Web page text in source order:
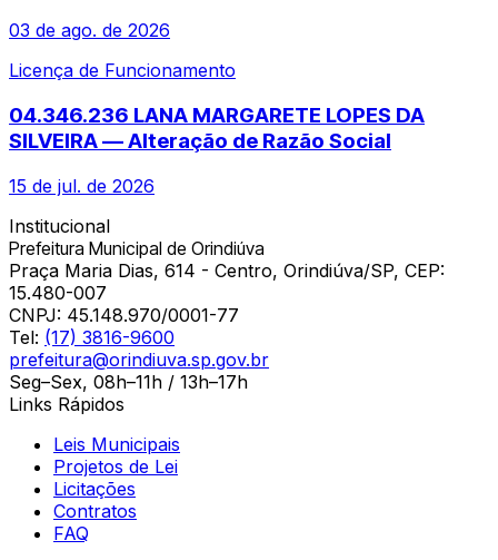
03 de ago. de 2026
Licença de Funcionamento
04.346.236 LANA MARGARETE LOPES DA
SILVEIRA — Alteração de Razão Social
15 de jul. de 2026
Institucional
Prefeitura Municipal de Orindiúva
Praça Maria Dias, 614 - Centro, Orindiúva/SP, CEP:
15.480-007
CNPJ: 45.148.970/0001-77
Tel: (17) 3816-9600
prefeitura@orindiuva.sp.gov.br
Seg–Sex, 08h–11h / 13h–17h
Links Rápidos
Leis Municipais
Projetos de Lei
Licitações
Contratos
FAQ